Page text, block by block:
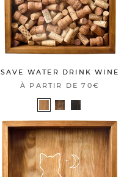
SAVE WATER DRINK WINE
À PARTIR DE70€